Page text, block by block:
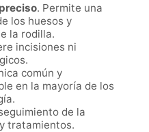
. Permite una
los huesos y
la rodilla.
incisiones ni
común y
en la mayoría de los
de la
tratamientos.